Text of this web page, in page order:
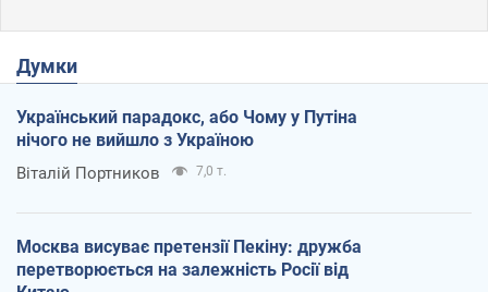
Думки
Український парадокс, або Чому у Путіна
нічого не вийшло з Україною
Віталій Портников 7,0 т.
Москва висуває претензії Пекіну: дружба
перетворюється на залежність Росії від